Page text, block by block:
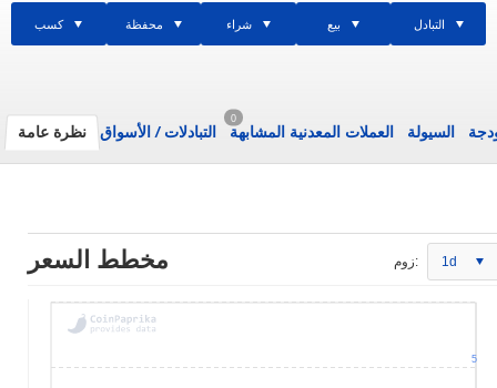
كسب محفظة شراء بيع التبادل
نظرة عامة التبادلات/ الأسواق
0
العملات المعدنية المشابهة السيولة
مخطط السعر زوم: 1d
5